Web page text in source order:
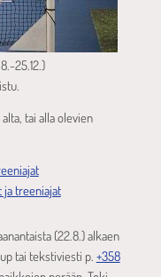
25.12.)
tai alla olevien
ja treeniajat
(22.8.) alkaen
tai tekstiviesti p. +358